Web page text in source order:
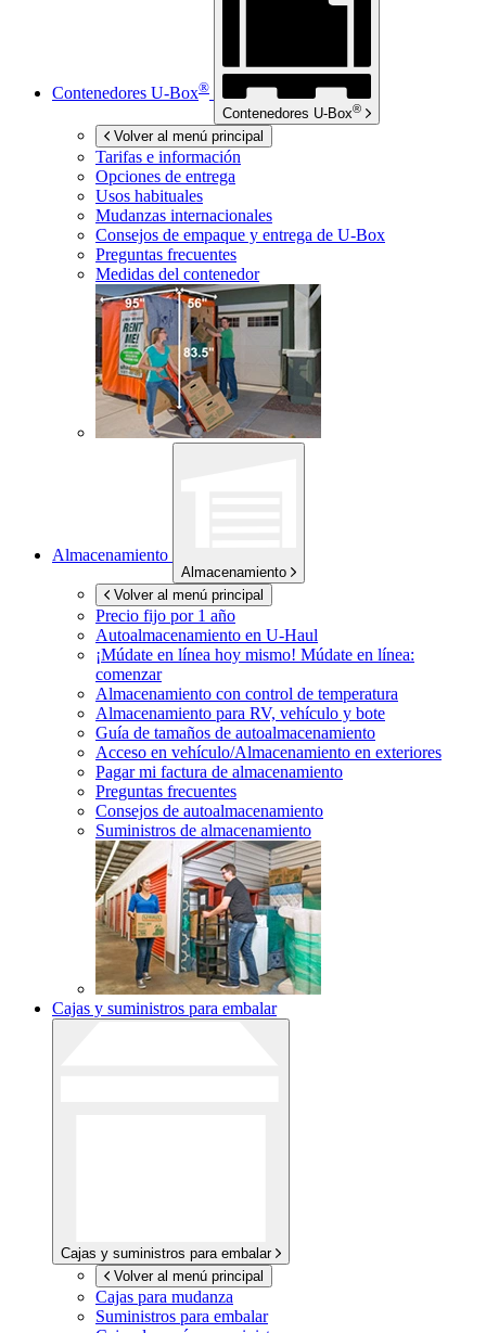
Contenedores U-Box®
Contenedores U-Box®
Volver al menú principal
Tarifas e información
Opciones de entrega
Usos habituales
Mudanzas internacionales
Consejos de empaque y entrega de U-Box
Preguntas frecuentes
Medidas del contenedor
Almacenamiento
Almacenamiento
Volver al menú principal
Precio fijo por 1 año
Autoalmacenamiento en U-Haul
¡Múdate en línea hoy mismo! Múdate en línea:
comenzar
Almacenamiento con control de temperatura
Almacenamiento para RV, vehículo y bote
Guía de tamaños de autoalmacenamiento
Acceso en vehículo/Almacenamiento en exteriores
Pagar mi factura de almacenamiento
Preguntas frecuentes
Consejos de autoalmacenamiento
Suministros de almacenamiento
Cajas y suministros para embalar
Cajas y suministros para embalar
Volver al menú principal
Cajas para mudanza
Suministros para embalar